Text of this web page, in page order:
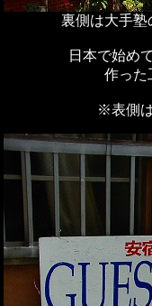
裏側は大手塾
日本で始め
作った
※表側